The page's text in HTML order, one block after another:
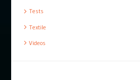
Tests
Textile
Videos